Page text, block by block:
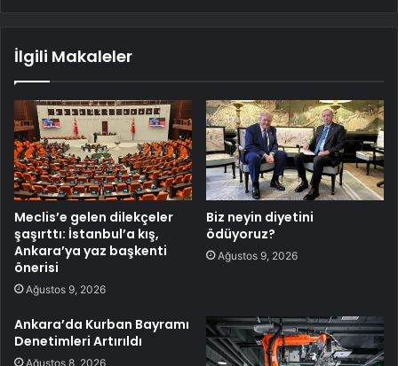
İlgili Makaleler
Meclis’e gelen dilekçeler
şaşırttı: İstanbul’a kış,
Ankara’ya yaz başkenti
önerisi
Ağustos 9, 2026
Biz neyin diyetini
ödüyoruz?
Ağustos 9, 2026
Ankara’da Kurban Bayramı
Denetimleri Artırıldı
Ağustos 8, 2026